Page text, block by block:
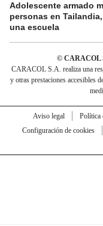
Adolescente armado
personas en
una escuela
© CARACOL
CARACOL S.A. realiza una
y otras prestaciones accesibles
Aviso legal Política
Configuración de cookies